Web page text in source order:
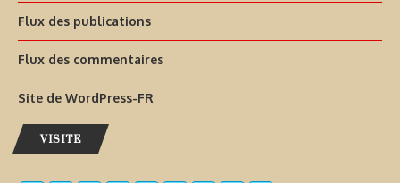
Flux des publications
Flux des commentaires
Site de WordPress-FR
VISITE